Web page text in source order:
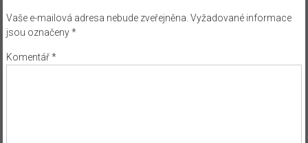
Vaše e-mailová adresa nebude zveřejněna. Vyžadované informace
jsou označeny*
Komentář*